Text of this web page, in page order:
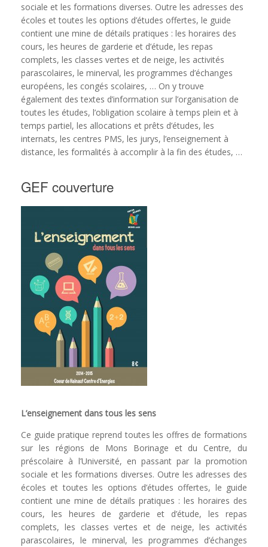
sociale et les formations diverses. Outre les adresses des
écoles et toutes les options d’études offertes, le guide
contient une mine de détails pratiques : les horaires des
cours, les heures de garderie et d’étude, les repas
complets, les classes vertes et de neige, les activités
parascolaires, le minerval, les programmes d’échanges
européens, les congés scolaires, … On y trouve
également des textes d’information sur l’organisation de
toutes les études, l’obligation scolaire à temps plein et à
temps partiel, les allocations et prêts d’études, les
internats, les centres PMS, les jurys, l’enseignement à
distance, les formalités à accomplir à la fin des études, …
GEF couverture
L’enseignement dans tous les sens
Ce guide pratique reprend toutes les offres de formations
sur les régions de Mons Borinage et du Centre, du
préscolaire à l’Université, en passant par la promotion
sociale et les formations diverses. Outre les adresses des
écoles et toutes les options d’études offertes, le guide
contient une mine de détails pratiques : les horaires des
cours, les heures de garderie et d’étude, les repas
complets, les classes vertes et de neige, les activités
parascolaires, le minerval, les programmes d’échanges